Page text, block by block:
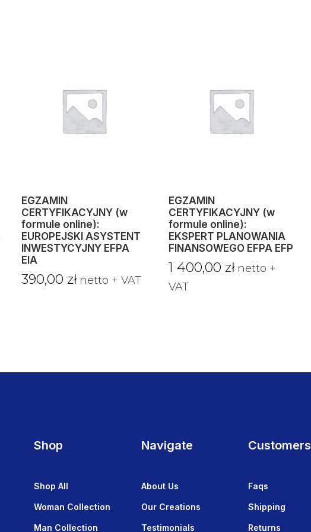
EGZAMIN
CERTYFIKACYJNY (w
formule online):
EUROPEJSKI ASYSTENT
INWESTYCYJNY EFPA
EIA
390,00 zł netto + VAT
EGZAMIN
CERTYFIKACYJNY (w
formule online):
EKSPERT PLANOWANIA
FINANSOWEGO EFPA EFP
1 400,00 zł netto +
VAT
Shop
Shop All
Woman Collection
Man Collection
Navigate
About Us
Our Creations
Testimonials
Customers
Faqs
Shipping
Returns